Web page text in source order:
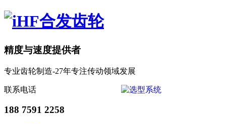
精度与速度提供者
专业齿轮制造-27年专注传动领域发展
联系电话
188 7591 2258